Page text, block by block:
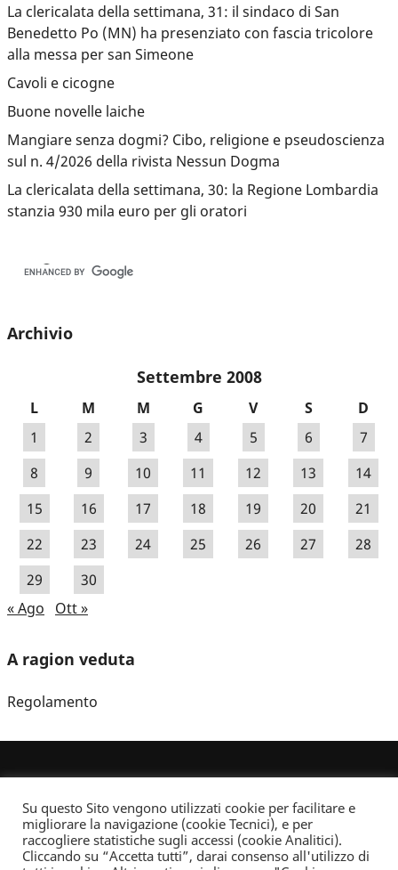
La clericalata della settimana, 31: il sindaco di San
Benedetto Po (MN) ha presenziato con fascia tricolore
alla messa per san Simeone
Cavoli e cicogne
Buone novelle laiche
Mangiare senza dogmi? Cibo, religione e pseudoscienza
sul n. 4/2026 della rivista Nessun Dogma
La clericalata della settimana, 30: la Regione Lombardia
stanzia 930 mila euro per gli oratori
Archivio
Settembre 2008
L M M G V S
D
1
2 3 4 5 6
7
8
9 10 11 12 13
14
15
16 17 18 19 20
21
22
23 24 25 26 27
28
29
30
« Ago
Ott »
A ragion veduta
Regolamento
Dove non indicato altrimenti quest’opera è distribuita con Licenza
Su questo Sito vengono utilizzati cookie per facilitare e
migliorare la navigazione (cookie Tecnici), e per
raccogliere statistiche sugli accessi (cookie Analitici).
Cliccando su “Accetta tutti”, darai consenso all'utilizzo di